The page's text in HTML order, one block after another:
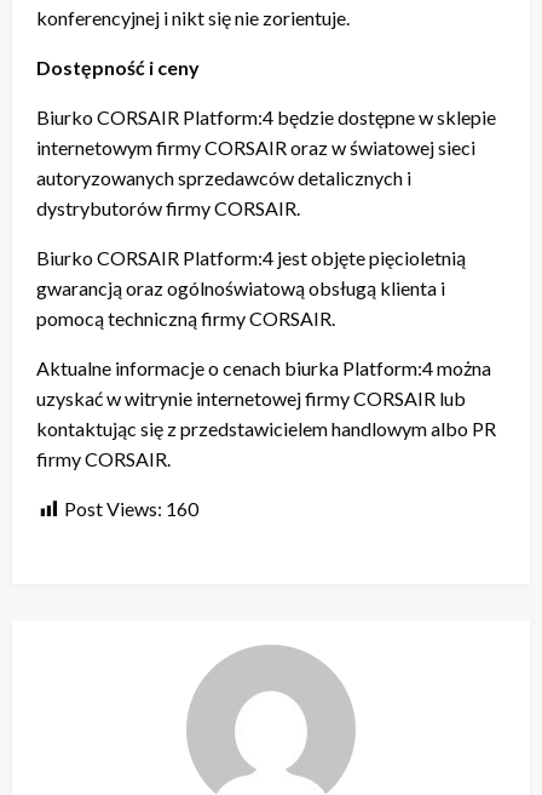
konferencyjnej i nikt się nie zorientuje.
Dostępność i ceny
Biurko CORSAIR Platform:4 będzie dostępne w sklepie
internetowym firmy CORSAIR oraz w światowej sieci
autoryzowanych sprzedawców detalicznych i
dystrybutorów firmy CORSAIR.
Biurko CORSAIR Platform:4 jest objęte pięcioletnią
gwarancją oraz ogólnoświatową obsługą klienta i
pomocą techniczną firmy CORSAIR.
Aktualne informacje o cenach biurka Platform:4 można
uzyskać w witrynie internetowej firmy CORSAIR lub
kontaktując się z przedstawicielem handlowym albo PR
firmy CORSAIR.
Post Views: 160